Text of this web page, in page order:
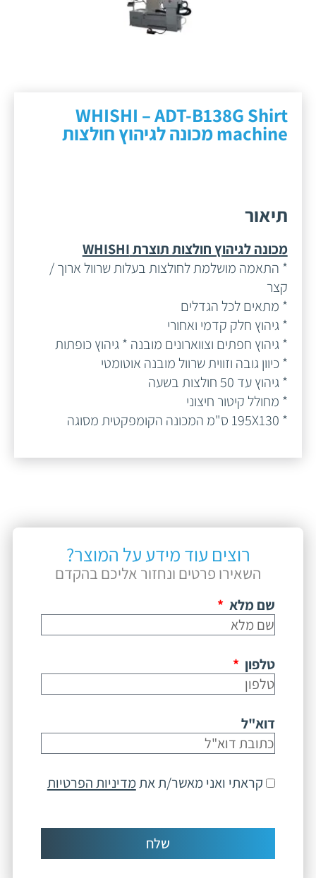
WHISHI – ADT-B138G Shirt
machine מכונה לגיהוץ חולצות
תיאור
מכונה לגיהוץ חולצות תוצרת WHISHI
* התאמה מושלמת לחולצות בעלות שרוול ארוך /
קצר
* מתאים לכל הגדלים
* גיהוץ חלק קדמי ואחורי
* גיהוץ חפתים וצווארונים מובנה * גיהוץ כופתות
* כיוון גובה וזווית שרוול מובנה אוטומטי
* גיהוץ עד 50 חולצות בשעה
* מחולל קיטור חיצוני
* 195X130 ס"מ המכונה הקומפקטית מסוגה
רוצים עוד מידע על המוצר?
השאירו פרטים ונחזור אליכם בהקדם
שם מלא
טלפון
דוא"ל
קראתי ואני מאשר/ת אתמדיניות הפרטיות
שלח